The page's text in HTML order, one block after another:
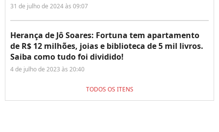
31 de julho de 2024 às 09:07
Herança de Jô Soares: Fortuna tem apartamento
de R$ 12 milhões, joias e biblioteca de 5 mil livros.
Saiba como tudo foi dividido!
4 de julho de 2023 às 20:40
TODOS OS ITENS